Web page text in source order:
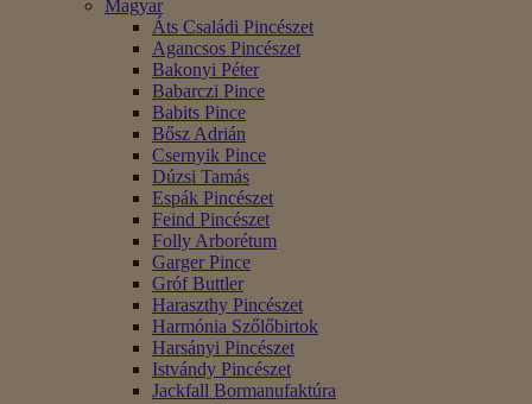
Magyar
Áts Családi Pincészet
Agancsos Pincészet
Bakonyi Péter
Babarczi Pince
Babits Pince
Bősz Adrián
Csernyik Pince
Dúzsi Tamás
Espák Pincészet
Feind Pincészet
Folly Arborétum
Garger Pince
Gróf Buttler
Haraszthy Pincészet
Harmónia Szőlőbirtok
Harsányi Pincészet
Istvándy Pincészet
Jackfall Bormanufaktúra